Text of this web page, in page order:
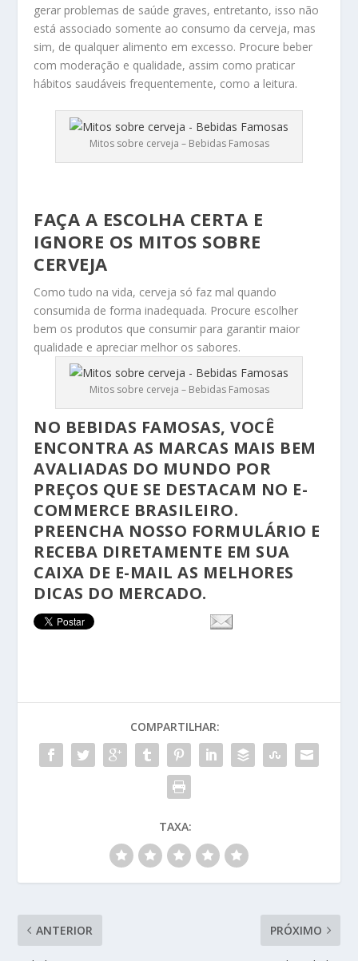
gerar problemas de saúde graves, entretanto, isso não
está associado somente ao consumo da cerveja, mas
sim, de qualquer alimento em excesso. Procure beber
com moderação e qualidade, assim como praticar
hábitos saudáveis frequentemente, como a leitura.
Mitos sobre cerveja – Bebidas Famosas
FAÇA A ESCOLHA CERTA E
IGNORE OS MITOS SOBRE
CERVEJA
Como tudo na vida, cerveja só faz mal quando
consumida de forma inadequada. Procure escolher
bem os produtos que consumir para garantir maior
qualidade e apreciar melhor os sabores.
Mitos sobre cerveja – Bebidas Famosas
NO BEBIDAS FAMOSAS, VOCÊ
ENCONTRA AS MARCAS MAIS BEM
AVALIADAS DO MUNDO POR
PREÇOS QUE SE DESTACAM NO E-
COMMERCE BRASILEIRO.
PREENCHA NOSSO FORMULÁRIO E
RECEBA DIRETAMENTE EM SUA
CAIXA DE E-MAIL AS MELHORES
DICAS DO MERCADO.
COMPARTILHAR:
TAXA:
ANTERIOR PRÓXIMO